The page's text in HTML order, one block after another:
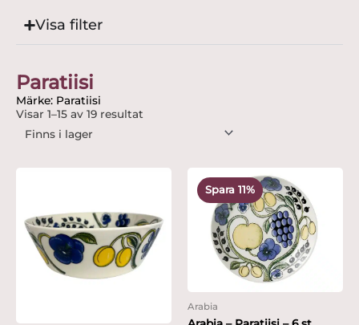
Visa filter
Paratiisi
Märke: Paratiisi
Visar 1–15 av 19 resultat
Spara 11%
Arabia
ursprungliga
var:
2,795 kr.
nuvarande
priset
är:
2,499 kr.